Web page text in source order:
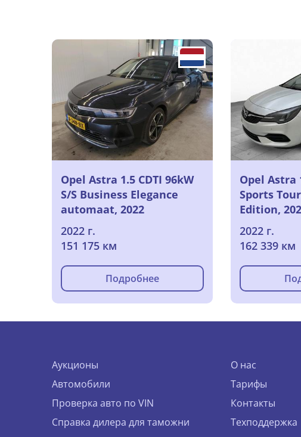
Opel Astra 1.5 CDTI 96kW
S/S Business Elegance
automaat, 2022
2022 г.
151 175 км
Подробнее
Opel Astra
Sports
Edition,
2022 г.
162 339 км
Аукционы
Автомобили
Проверка авто по VIN
Справка дилера для таможни
О нас
Тарифы
Контакты
Техподдержка